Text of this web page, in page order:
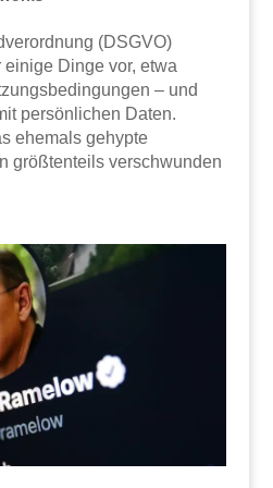
(DSGVO)
Dinge vor, etwa
– und
persönlichen Daten.
ehemals gehypte
größtenteils verschwunden